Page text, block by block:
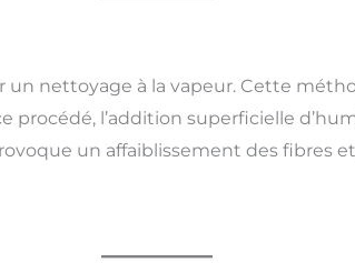
nettoyage à la vapeur. Cette
procédé, l’addition superficielle
un affaiblissement des fibres